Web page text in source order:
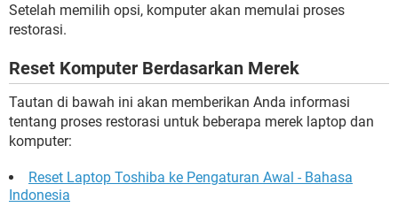
Setelah memilih opsi, komputer akan memulai proses
restorasi.
Reset Komputer Berdasarkan Merek
Tautan di bawah ini akan memberikan Anda informasi
tentang proses restorasi untuk beberapa merek laptop dan
komputer:
Reset Laptop Toshiba ke Pengaturan Awal - Bahasa
Indonesia